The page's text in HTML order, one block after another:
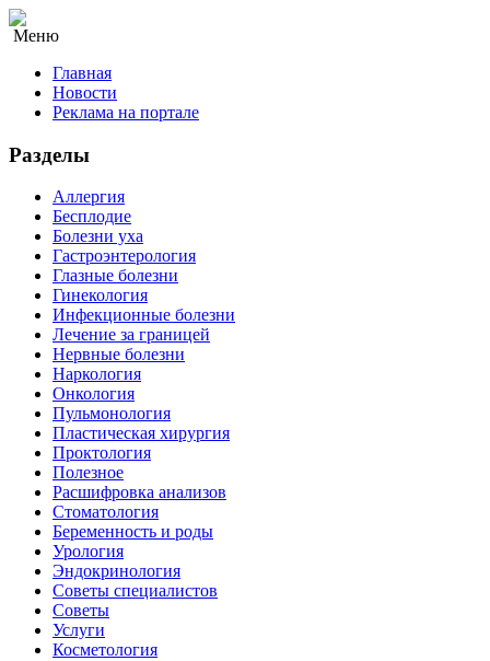
Меню
Главная
Новости
Реклама на портале
Разделы
Аллергия
Бесплодие
Болезни уха
Гастроэнтерология
Глазные болезни
Гинекология
Инфекционные болезни
Лечение за границей
Нервные болезни
Наркология
Онкология
Пульмонология
Пластическая хирургия
Проктология
Полезное
Расшифровка анализов
Стоматология
Беременность и роды
Урология
Эндокринология
Советы специалистов
Советы
Услуги
Косметология